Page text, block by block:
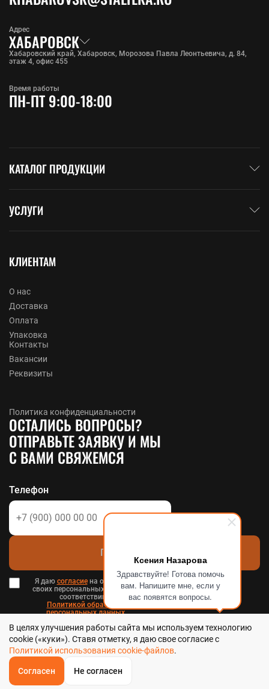
Ксения Назарова
Здравствуйте! Готова помочь
вам. Напишите мне, если у
вас появятся вопросы.
ОБРАТНЫЙЗВОНОК
Адрес
ХАБАРОВСК
Хабаровский край, Хабаровск, Морозова Павла Леонтьевича, д. 84,
этаж 4, офис 455
Время работы
ПН-ПТ 9:00-18:00
КАТАЛОГ ПРОДУКЦИИ
УСЛУГИ
КЛИЕНТАМ
О нас
Доставка
Оплата
Упаковка
Контакты
Вакансии
Реквизиты
Политика конфиденциальности
ОСТАЛИСЬ ВОПРОСЫ?
ОТПРАВЬТЕ ЗАЯВКУ И МЫ
С ВАМИ СВЯЖЕМСЯ
Телефон
Позвоните мне
Я даю согласиена обработку
своих персональных данных в
соответствии с
Политикой обработки
персональных данных
Пользовательским соглашением .
Стальтека - библиотека стальных решений в Хабаровске, 2026
Главная
В целях улучшения работы сайта мы используем технологию
cookie («куки»). Ставя отметку, я даю свое согласие с
Политикой использования cookie-файлов.
Согласен Не согласен